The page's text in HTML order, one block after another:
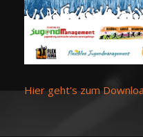
Hier geht's zum